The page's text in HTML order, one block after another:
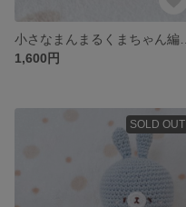
1,600円
SOLD OUT